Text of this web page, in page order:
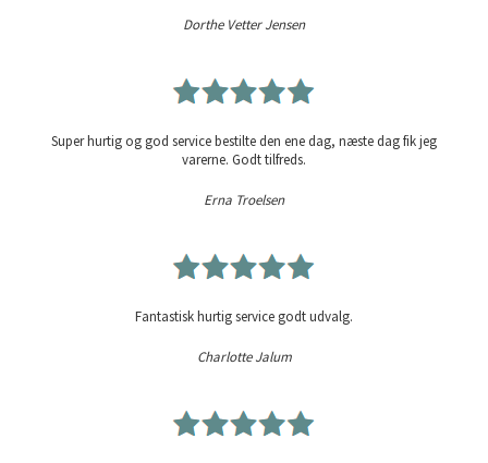
Dorthe Vetter Jensen
Super hurtig og god service bestilte den ene dag, næste dag fik jeg
varerne. Godt tilfreds.
Erna Troelsen
Fantastisk hurtig service godt udvalg.
Charlotte Jalum